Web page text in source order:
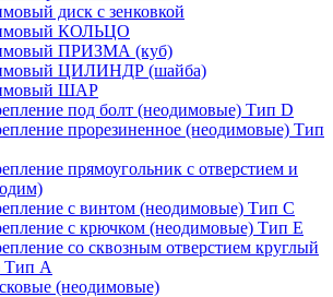
диск с зенковкой
КОЛЬЦО
ПРИЗМА (куб)
ЦИЛИНДР (шайба)
ШАР
под болт (неодимовые) Тип D
прорезиненное (неодимовые) Тип
прямоугольник с отверстием и
с винтом (неодимовые) Тип С
с крючком (неодимовые) Тип Е
со сквозным отверстием круглый
Тип А
(неодимовые)